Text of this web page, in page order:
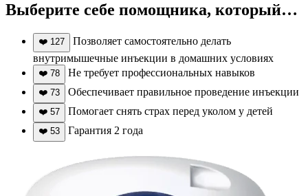
Выберите себе помощника, который…
❤️ 127
Позволяет самостоятельно делать
внутримышечные инъекции в домашних условиях
❤️ 78 Не требует профессиональных навыков
❤️ 73 Обеспечивает правильное проведение инъекции
❤️ 57 Помогает снять страх перед уколом у детей
❤️ 53 Гарантия 2 года